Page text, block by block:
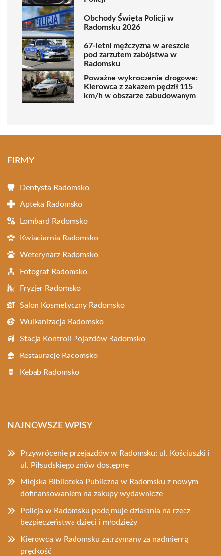
Obchody Święta Policji w
Radomsku 2026
67-letni mężczyzna w areszcie
pod zarzutem zabójstwa w
Radomsku
Poważne wykroczenie drogowe:
Kierowca z zakazem pędził 115
km/h w obszarze zabudowanym
FIRMY
Dentysta Radomsko
Apteka Radomsko
Lombard Radomsko
Kwiaciarnia Radomsko
Weterynarz Radomsko
Fotograf Radomsko
Fryzjer Radomsko
Salon Kosmetyczny Radomsko
Wulkanizacja Radomsko
Stacja Kontroli Pojazdów Radomsko
Restauracje Radomsko
Kebab Radomsko
NAJNOWSZE WPISY
Przywrócenie przejazdów w Radomsku: ul. Kościuszki i
ul. Piłsudskiego znów dostępne
Miejska Biblioteka Publiczna w Radomsku z nowym
dofinansowaniem na zakupy wydawnicze
Policja w Radomsku podejmuje działania na rzecz
bezpieczeństwa dzieci i młodzieży
Kierowca w Radomsku zatrzymany za nadmierną
prędkość